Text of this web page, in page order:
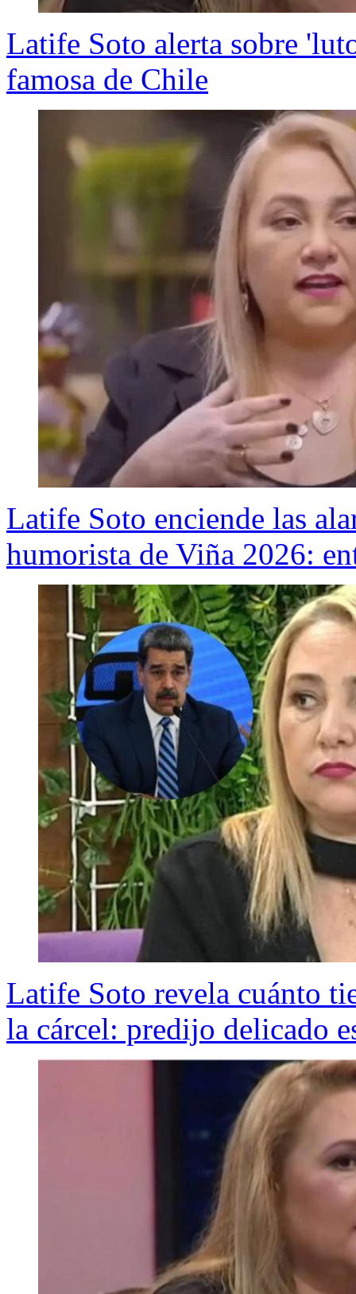
Latife Soto alerta sobre
famosa de Chile
Latife Soto enciende las
humorista de Viña 2026:
Latife Soto revela cuánto
la cárcel: predijo delicado